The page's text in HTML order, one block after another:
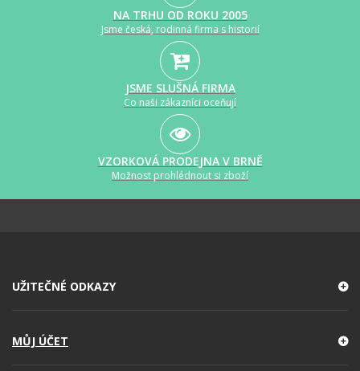
NA TRHU OD ROKU 2005
Jsme česká, rodinná firma s historií
JSME SLUŠNÁ FIRMA
Co naši zákazníci oceňují
VZORKOVÁ PRODEJNA V BRNĚ
Možnost prohlédnout si zboží
UŽITEČNÉ ODKAZY
MŮJ ÚČET